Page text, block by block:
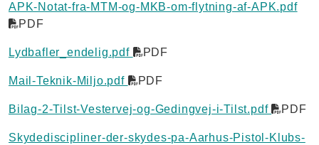
APK-Notat-fra-MTM-og-MKB-om-flytning-af-APK.pdf
PDF
Lydbafler_endelig.pdf PDF
Mail-Teknik-Miljo.pdf PDF
Bilag-2-Tilst-Vestervej-og-Gedingvej-i-Tilst.pdf PDF
Skydediscipliner-der-skydes-pa-Aarhus-Pistol-Klubs-